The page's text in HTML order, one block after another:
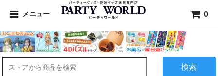
メニュー 0
検索